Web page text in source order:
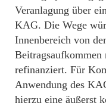
Veranlagung über
KAG. Die Wege
Innenbereich von
Beitragsaufkommen
refinanziert. Für
Anwendung des
hierzu eine äußerst